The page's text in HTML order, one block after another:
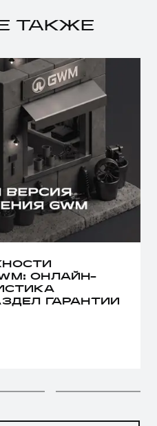
ТАКЖЕ
ОНЛАЙН-
ГАРАНТИИ